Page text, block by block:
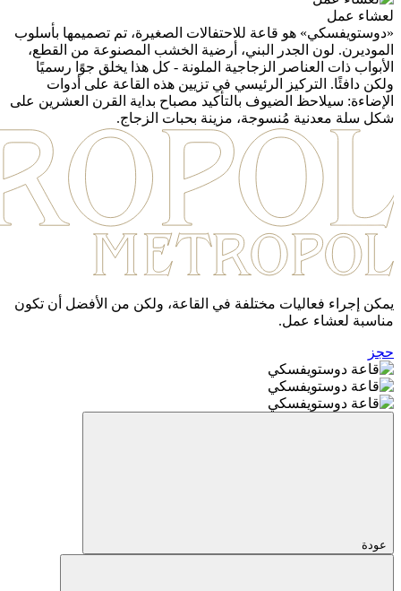
لعشاء عمل
«دوستويفسكي» هو قاعة للاحتفالات الصغيرة، تم تصميمها بأسلوب
الموديرن. لون الجدر البني، أرضية الخشب المصنوعة من القطع،
الأبواب ذات العناصر الزجاجية الملونة - كل هذا يخلق جوًا رسميًا
ولكن دافئًا. التركيز الرئيسي في تزيين هذه القاعة على أدوات
الإضاءة: سيلاحظ الضيوف بالتأكيد مصباح بداية القرن العشرين على
شكل سلة معدنية مُنسوجة، مزينة بحبات الزجاج.
يمكن إجراء فعاليات مختلفة في القاعة، ولكن من الأفضل أن تكون
مناسبة لعشاء عمل.
حجز
عودة